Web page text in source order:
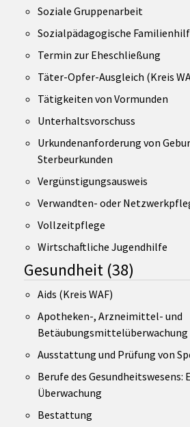
Soziale Gruppenarbeit
Sozialpädagogische
Termin zur Eheschließung
Täter-Opfer-Ausgleich (Kreis
Tätigkeiten von Vormunden
Unterhaltsvorschuss
Urkundenanforderung von
Sterbeurkunden
Vergünstigungsausweis
Verwandten- oder
Vollzeitpflege
Wirtschaftliche Jugendhilfe
Gesundheit (38)
Aids (Kreis WAF)
Apotheken-, Arzneimittel- und
Betäubungsmittelüberwachung
Ausstattung und Prüfung von
Berufe des Gesundheitswesens:
Überwachung
Bestattung